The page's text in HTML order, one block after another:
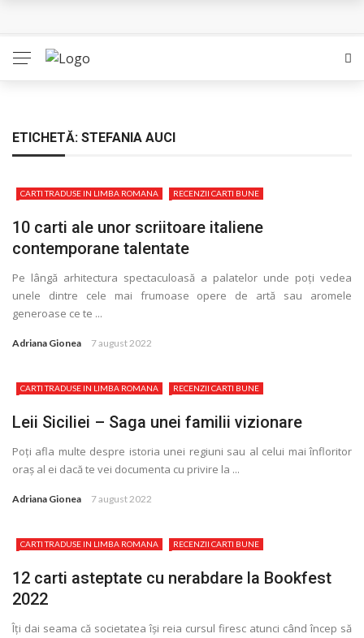
The Man Who Sold Air in the Holy Land – Generatia care
Queer – Un Burroughs sentimental
Luati-ma drept un vis. Povestiri in K. minor – Dor de Kafka
ETICHETĂ: STEFANIA AUCI
CARTI TRADUSE IN LIMBA ROMANA RECENZII CARTI BUNE
10 carti ale unor scriitoare italiene
contemporane talentate
Pe lângă arhitectura spectaculoasă a palatelor unde poţi vedea
unele dintre cele mai frumoase opere de artă sau aromele
generoase ce te ...
Adriana Gionea 7 august 2022
CARTI TRADUSE IN LIMBA ROMANA RECENZII CARTI BUNE
Leii Siciliei – Saga unei familii vizionare
Poţi afla multe despre istoria unei regiuni sau al celui mai înfloritor
oraș al ei dacă te vei documenta cu privire la ...
Adriana Gionea 7 august 2022
CARTI TRADUSE IN LIMBA ROMANA RECENZII CARTI BUNE
12 carti asteptate cu nerabdare la Bookfest
2022
Îţi dai seama că societatea își reia cursul firesc atunci când încep să